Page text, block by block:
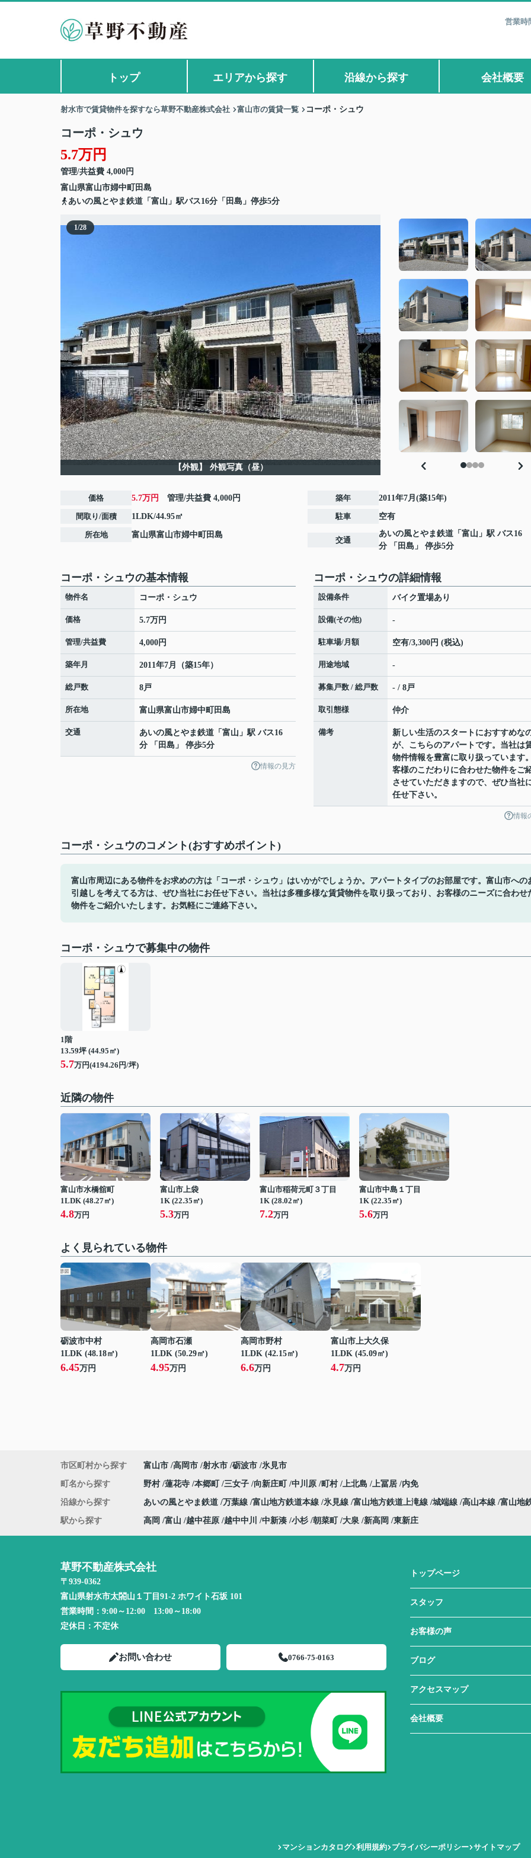
営業
トップ エリアから探す 沿線から探す 会社概要
射水市で賃貸物件を探すなら草野不動産株式会社 富山市の賃貸一覧 コーポ・シュウ
コーポ・シュウ
5.7万円
管理/共益費 4,000円
富山県富山市婦中町田島
あいの風とやま鉄道「富山」駅バス16分「田島」停歩5分
1/28
【外観】 外観写真（昼）
価格 5.7万円 管理/共益費 4,000円
間取り/面積 1LDK/44.95㎡
所在地 富山県富山市婦中町田島
築年 2011年7月(築15年)
駐車 空有
交通
あいの風とやま鉄道 「 富山 」駅 バス16
分 「田島」 停歩5分
コーポ・シュウの基本情報
物件名 コーポ・シュウ
価格 5.7万円
管理/共益費 4,000円
築年月 2011年7月（築15年）
総戸数 8戸
所在地 富山県富山市婦中町田島
交通 あいの風とやま鉄道 「 富山 」駅 バス16
分 「田島」 停歩5分
情報の見方
コーポ・シュウの詳細情報
設備条件 バイク置場あり
設備(その他) -
駐車場/月額 空有/3,300円 (税込)
用途地域 -
募集戸数 / 総戸数 - / 8戸
取引態様 仲介
備考
新しい生活のスタートにおすすめな
が、こちらのアパートです。当社は
物件情報を豊富に取り扱っています
客様のこだわりに合わせた物件をご
させていただきますので、ぜひ当社
任せ下さい。
情報
コーポ・シュウのコメント(おすすめポイント)
富山市周辺にある物件をお求めの方は「コーポ・シュウ」はいかがでしょうか。アパートタイプのお部屋です。富山市への
引越しを考えてる方は、ぜひ当社にお任せ下さい。当社は多種多様な賃貸物件を取り扱っており、お客様のニーズに合わせ
物件をご紹介いたします。お気軽にご連絡下さい。
コーポ・シュウで募集中の物件
1階
13.59坪 (44.95㎡)
5.7万円(4194.26円/坪)
近隣の物件
富山市水橋舘町
1LDK (48.27㎡)
4.8万円
富山市上袋
1K (22.35㎡)
5.3万円
富山市稲荷元町３丁目
1K (28.02㎡)
7.2万円
富山市中島１丁目
1K (22.35㎡)
5.6万円
よく見られている物件
砺波市中村
1LDK (48.18㎡)
6.45万円
高岡市石瀬
1LDK (50.29㎡)
4.95万円
高岡市野村
1LDK (42.15㎡)
6.6万円
富山市上大久保
1LDK (45.09㎡)
4.7万円
市区町村から探す 富山市 高岡市 射水市 砺波市 氷見市
町名から探す 野村 蓮花寺 本郷町 三女子 向新庄町 中川原 町村 上北島 上冨居 内免
沿線から探す あいの風とやま鉄道 万葉線 富山地方鉄道本線 氷見線 富山地方鉄道上滝線 城端線 高山本線 富山地
駅から探す 高岡 富山 越中荏原 越中中川 中新湊 小杉 朝菜町 大泉 新高岡 東新庄
草野不動産株式会社
〒939-0362
富山県射水市太閤山１丁目91-2 ホワイト石坂 101
営業時間： 9:00～12:00 13:00～18:00
定休日： 不定休
お問い合わせ 0766-75-0163
トップページ
スタッフ
お客様の声
ブログ
アクセスマップ
会社概要
マンションカタログ 利用規約 プライバシーポリシー サイトマップ